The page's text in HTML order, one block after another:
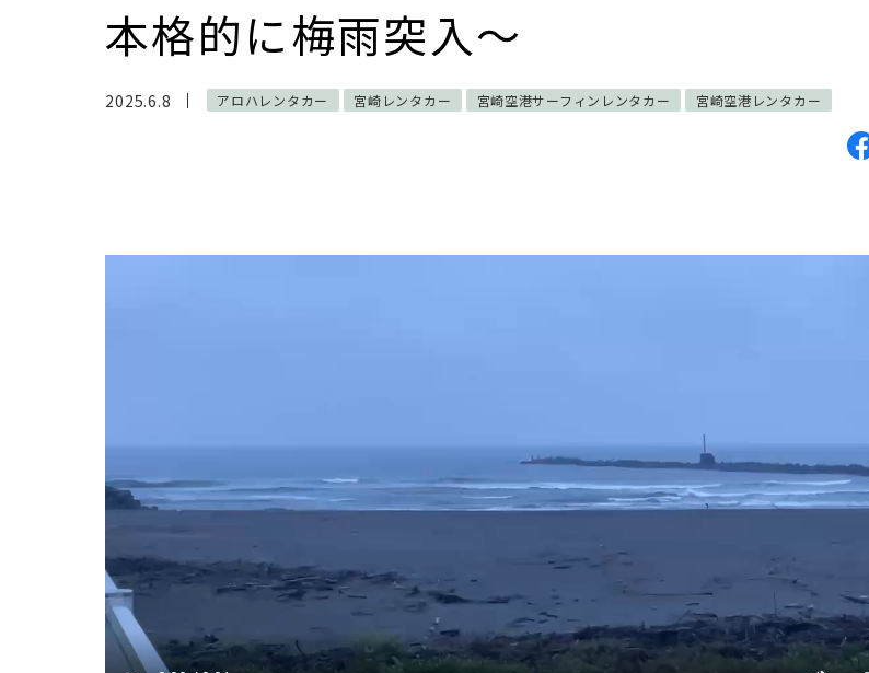
本格的に梅雨突入〜
2025.6.8 アロハレンタカー 宮崎レンタカー 宮崎空港サーフィンレンタカー 宮崎空港レンタカー